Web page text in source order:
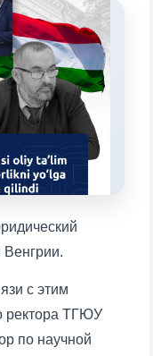
Венгрии.
с этим
ректора ТГЮУ
по научной
7. Колл-центр (4)